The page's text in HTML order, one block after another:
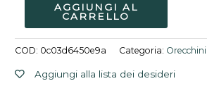
AGGIUNGI AL
CARRELLO
COD: 0c03d6450e9a Categoria: Orecchini
Aggiungi alla lista dei desideri